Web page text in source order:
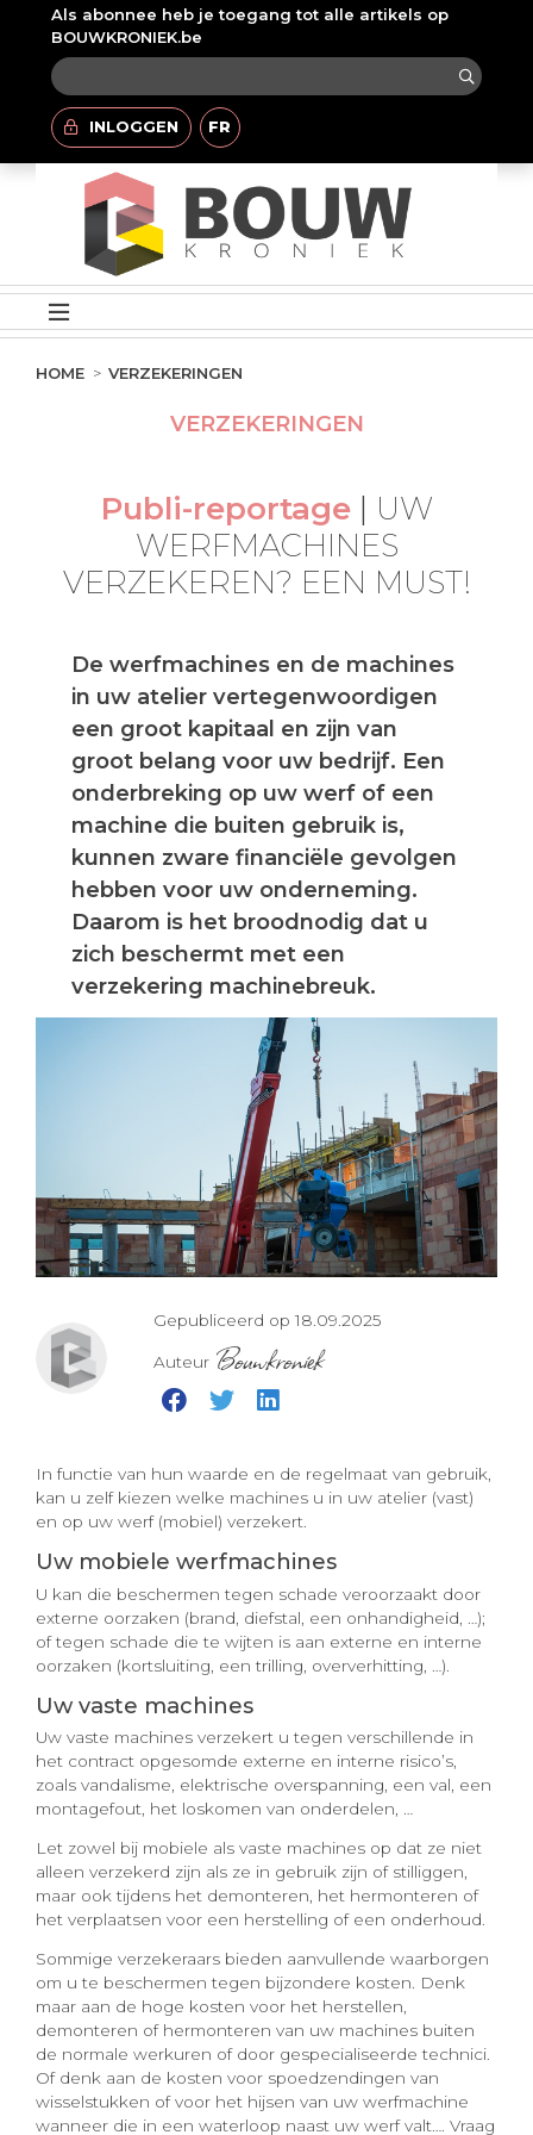
Als abonnee heb je toegang tot alle artikels op
BOUWKRONIEK.be
INLOGGEN FR
HOME VERZEKERINGEN
VERZEKERINGEN
Publi-reportage
UW
WERFMACHINES
VERZEKEREN? EEN MUST!
De werfmachines en de machines
in uw atelier vertegenwoordigen
een groot kapitaal en zijn van
groot belang voor uw bedrijf. Een
onderbreking op uw werf of een
machine die buiten gebruik is,
kunnen zware financiële gevolgen
hebben voor uw onderneming.
Daarom is het broodnodig dat u
zich beschermt met een
verzekering machinebreuk.
Gepubliceerd op 18.09.2025
Auteur Bouwkroniek
In functie van hun waarde en de regelmaat van gebruik,
kan u zelf kiezen welke machines u in uw atelier (vast)
en op uw werf (mobiel) verzekert.
Uw mobiele werfmachines
U kan die beschermen tegen schade veroorzaakt door
externe oorzaken (brand, diefstal, een onhandigheid, …);
of tegen schade die te wijten is aan externe en interne
oorzaken (kortsluiting, een trilling, oververhitting, …).
Uw vaste machines
Uw vaste machines verzekert u tegen verschillende in
het contract opgesomde externe en interne risico’s,
zoals vandalisme, elektrische overspanning, een val, een
montagefout, het loskomen van onderdelen, …
Let zowel bij mobiele als vaste machines op dat ze niet
alleen verzekerd zijn als ze in gebruik zijn of stilliggen,
maar ook tijdens het demonteren, het hermonteren of
het verplaatsen voor een herstelling of een onderhoud.
Sommige verzekeraars bieden aanvullende waarborgen
om u te beschermen tegen bijzondere kosten. Denk
maar aan de hoge kosten voor het herstellen,
demonteren of hermonteren van uw machines buiten
de normale werkuren of door gespecialiseerde technici.
Of denk aan de kosten voor spoedzendingen van
wisselstukken of voor het hijsen van uw werfmachine
wanneer die in een waterloop naast uw werf valt…. Vraag